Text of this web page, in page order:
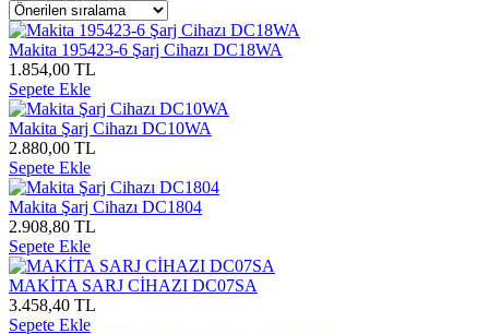
Makita 195423-6 Şarj Cihazı DC18WA
1.854,00 TL
Sepete Ekle
Makita Şarj Cihazı DC10WA
2.880,00 TL
Sepete Ekle
Makita Şarj Cihazı DC1804
2.908,80 TL
Sepete Ekle
MAKİTA SARJ CİHAZI DC07SA
3.458,40 TL
Sepete Ekle